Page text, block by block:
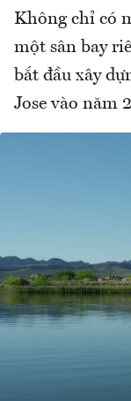
Không chỉ có
một sân bay
bắt đầu xây
Jose vào năm